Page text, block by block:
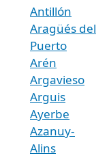
Antillón
Aragüés del
Puerto
Arén
Argavieso
Arguis
Ayerbe
Azanuy-
Alins